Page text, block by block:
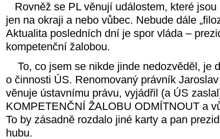
Rovněž se PL věnují událostem, které
jen na okraji a nebo vůbec. Nebude dále
Aktualita posledních dní je spor vláda –
kompetenční žalobou.
To, co jsem se nikde jinde nedozvěděl, je
o činnosti ÚS. Renomovaný právník
věnuje ústavnímu právu, vyjádřil (a ÚS
KOMPETENČNÍ ŽALOBU ODMÍTNOUT a
To by zásadně rozdalo jiné karty a pan
hubu.